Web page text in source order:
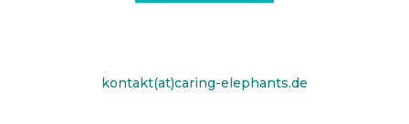
kontakt(at)caring-elephants.de